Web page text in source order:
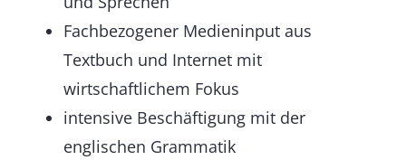
Fachbezogener Medieninput aus
Textbuch und Internet mit
wirtschaftlichem Fokus
intensive Beschäftigung mit der
englischen Grammatik